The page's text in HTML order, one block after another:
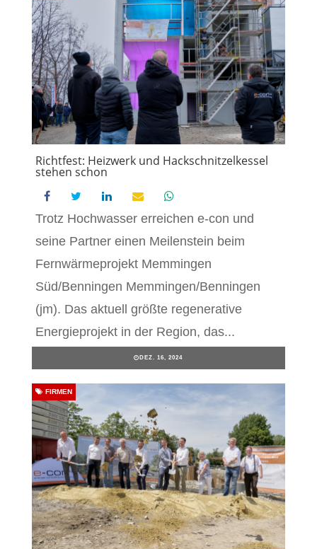
Richtfest: Heizwerk und Hackschnitzelkessel
stehen schon
Trotz Hochwasser erreichen e-con und
seine Partner einen Meilenstein beim
Fernwärmeprojekt Memmingen
Süd/Benningen Memmingen/Benningen
(jm). Das aktuell größte regenerative
Energieprojekt in der Region, das...
DEZ. 16, 2024
FIRMEN